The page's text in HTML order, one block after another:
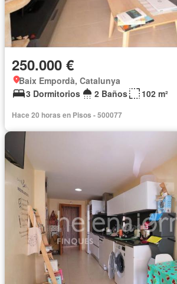
250.000 €
Baix Empordà, Catalunya
3 Dormitorios
2 Baños 102 m²
Hace 20 horas en Pisos - 500077